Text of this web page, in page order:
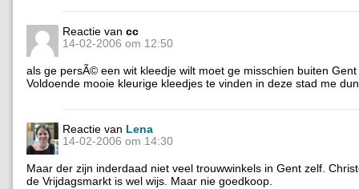
Reactie van cc
14-02-2006 om 12:50
als ge persÃ© een wit kleedje wilt moet ge misschien buiten
Voldoende mooie kleurige kleedjes te vinden in deze stad me
Reactie van Lena
14-02-2006 om 14:30
Maar der zijn inderdaad niet veel trouwwinkels in Gent zelf.
de Vrijdagsmarkt is wel wijs. Maar nie goedkoop.